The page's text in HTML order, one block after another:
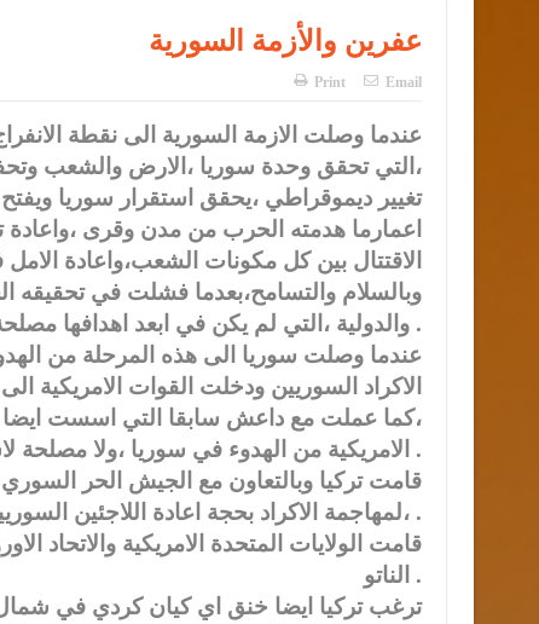
دعوة المكلفين بخدمة العلم (الدفعة الثالثة) إلى مراجعة
عفرين والأزمة السورية
Print Email
عندما وصلت الازمة السورية الى نقطة
،التي تحقق وحدة سوريا ،الارض والشعب
تغيير ديموقراطي ،يحقق استقرار سوريا
الاقتتال بين كل مكونات الشعب،واعادة
وبالسلام والتسامح،بعدما فشلت في تحقيقه
والدولية ،التي لم يكن في ابعد اهدافها مصلحة سوريا أو مستقبل الشعب السوري .
الاكراد السوريين ودخلت القوات الامريكية
الامريكية من الهدوء في سوريا ،ولا مصلحة لاسرائيل والدولة العنصرية الصهيونية بذلك .
قامت تركيا وبالتعاون مع الجيش الحر
،لمهاجمة الاكراد بحجة اعادة اللاجئين السوريين لموطنهم وعددهم 3،5مليون نسمة والذين تستضيفهم تركيا .
قامت الولايات المتحدة الامريكية
الناتو .
ترغب تركيا ايضا خنق اي كيان كردي في شمال